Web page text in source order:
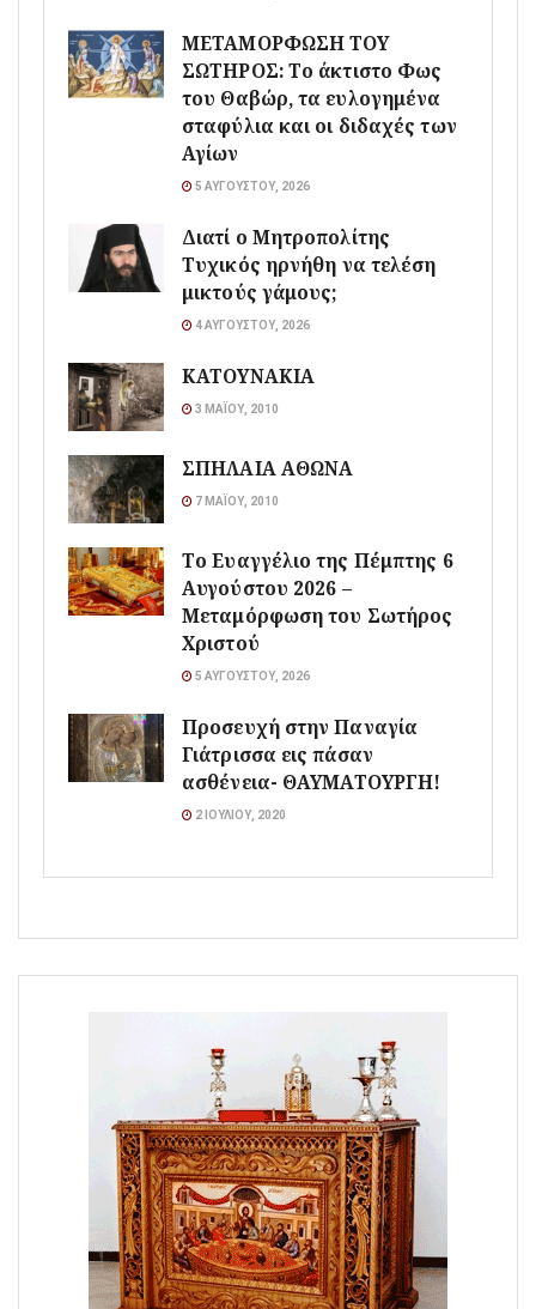
ΜΕΤΑΜΟΡΦΩΣΗ ΤΟΥ
ΣΩΤΗΡΟΣ: Το άκτιστο Φως
του Θαβώρ, τα ευλογημένα
σταφύλια και οι διδαχές των
Αγίων
5 ΑΥΓΟΎΣΤΟΥ, 2026
Διατί ο Μητροπολίτης
Τυχικός ηρνήθη να τελέση
μικτούς γάμους;
4 ΑΥΓΟΎΣΤΟΥ, 2026
ΚΑΤΟΥΝΑΚΙΑ
3 ΜΑΪ́ΟΥ, 2010
ΣΠΗΛΑΙΑ ΑΘΩΝΑ
7 ΜΑΪ́ΟΥ, 2010
Το Ευαγγέλιο της Πέμπτης 6
Αυγούστου 2026 –
Μεταμόρφωση του Σωτήρος
Χριστού
5 ΑΥΓΟΎΣΤΟΥ, 2026
Προσευχή στην Παναγία
Γιάτρισσα εις πάσαν
ασθένεια- ΘΑΥΜΑΤΟΥΡΓΗ!
2 ΙΟΥΛΊΟΥ, 2020